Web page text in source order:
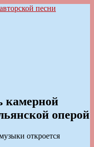
камерной
оперой